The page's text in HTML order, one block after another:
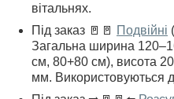
вітальнях.
Під заказ 🚪🚪 Подвійні
Загальна ширина
см, 80+80 см), висота
мм. Використовуються